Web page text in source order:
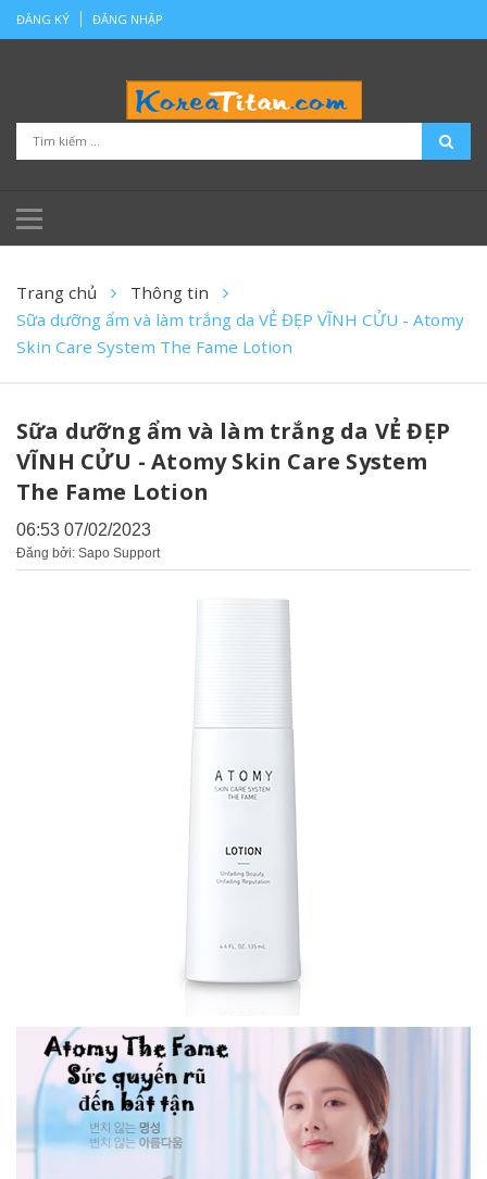
ĐĂNG KÝ ĐĂNG NHẬP
Trang chủ
Thông tin
Sữa dưỡng ẩm và làm trắng da VẺ ĐẸP VĨNH CỬU - Atomy
Skin Care System The Fame Lotion
Sữa dưỡng ẩm và làm trắng da VẺ ĐẸP
VĨNH CỬU - Atomy Skin Care System
The Fame Lotion
06:53 07/02/2023
Đăng bởi: Sapo Support